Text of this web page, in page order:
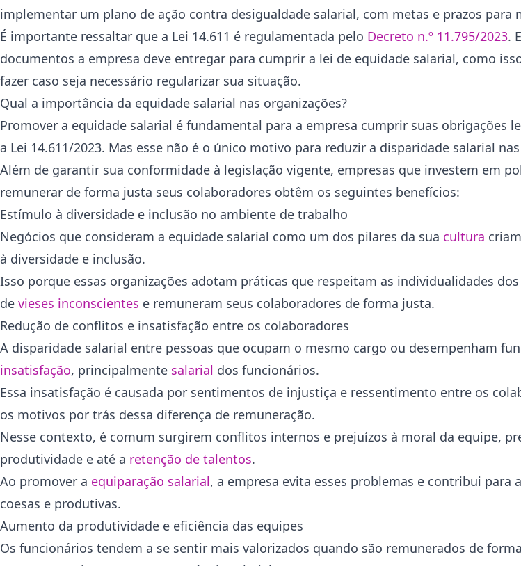
implementar um plano de ação contra desigualdade salarial, com metas e prazos para
É importante ressaltar que a Lei 14.611 é regulamentada pelo Decreto n.º 11.795/2023.
documentos a empresa deve entregar para cumprir a lei de equidade salarial, como
fazer caso seja necessário regularizar sua situação.
Qual a importância da equidade salarial nas organizações?
Promover a equidade salarial é fundamental para a empresa cumprir suas obrigações
a Lei 14.611/2023. Mas esse não é o único motivo para reduzir a disparidade salarial
Além de garantir sua conformidade à legislação vigente, empresas que investem em
remunerar de forma justa seus colaboradores obtêm os seguintes benefícios:
Estímulo à diversidade e inclusão no ambiente de trabalho
Negócios que consideram a equidade salarial como um dos pilares da sua cultura
à diversidade e inclusão.
Isso porque essas organizações adotam práticas que respeitam as individualidades
de vieses inconscientes e remuneram seus colaboradores de forma justa.
Redução de conflitos e insatisfação entre os colaboradores
A disparidade salarial entre pessoas que ocupam o mesmo cargo ou desempenham
insatisfação, principalmente salarial dos funcionários.
Essa insatisfação é causada por sentimentos de injustiça e ressentimento entre os
os motivos por trás dessa diferença de remuneração.
Nesse contexto, é comum surgirem conflitos internos e prejuízos à moral da equipe,
produtividade e até a retenção de talentos.
Ao promover a equiparação salarial, a empresa evita esses problemas e contribui para
coesas e produtivas.
Aumento da produtividade e eficiência das equipes
Os funcionários tendem a se sentir mais valorizados quando são remunerados de